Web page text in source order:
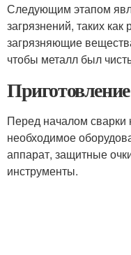
Следующим этапом
загрязнений, таких
загрязняющие
чтобы металл был
Перед началом сварки
необходимое
аппарат, защитные
инструменты.